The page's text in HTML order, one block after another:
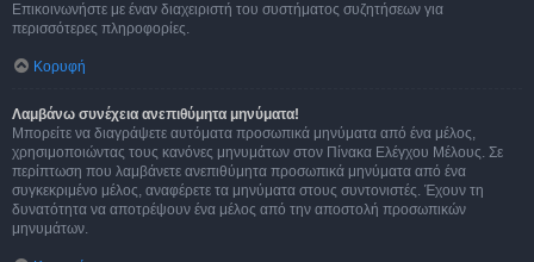
Επικοινωνήστε με έναν διαχειριστή του συστήματος συζητήσεων για
περισσότερες πληροφορίες.
Κορυφή
Λαμβάνω συνέχεια ανεπιθύμητα μηνύματα!
Μπορείτε να διαγράψετε αυτόματα προσωπικά μηνύματα από ένα μέλος,
χρησιμοποιώντας τους κανόνες μηνυμάτων στον Πίνακα Ελέγχου Μέλους. Σε
περίπτωση που λαμβάνετε ανεπιθύμητα προσωπικά μηνύματα από ένα
συγκεκριμένο μέλος, αναφέρετε τα μηνύματα στους συντονιστές. Έχουν τη
δυνατότητα να αποτρέψουν ένα μέλος από την αποστολή προσωπικών
μηνυμάτων.